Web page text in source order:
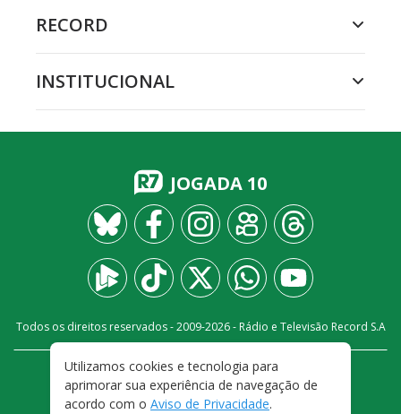
RECORD
INSTITUCIONAL
JOGADA 10
Todos os direitos reservados - 2009-2026- Rádio e Televisão Record S.A
FALE CONOSCO
PRIVACIDADE
TERMOS E CONDIÇÕES DE USO
Utilizamos cookies e tecnologia para
aprimorar sua experiência de navegação de
acordo com o Aviso de Privacidade.